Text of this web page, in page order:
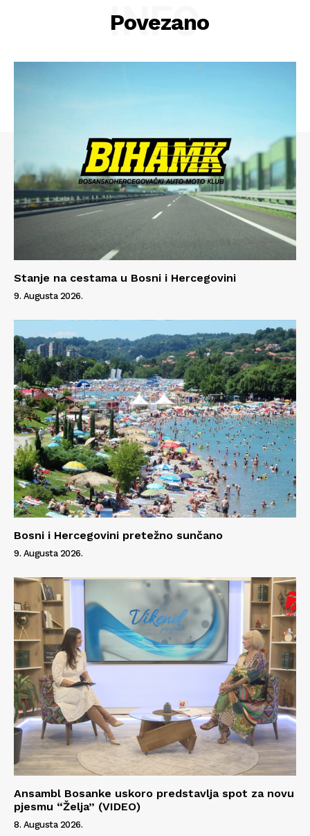
Povezano
INFO
Stanje na cestama u Bosni i Hercegovini
9. Augusta 2026.
Bosni i Hercegovini pretežno sunčano
9. Augusta 2026.
Ansambl Bosanke uskoro predstavlja spot za novu
pjesmu “Želja” (VIDEO)
8. Augusta 2026.